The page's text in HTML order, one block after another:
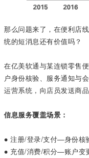
那么问题来了，在便利店
统的短消息还有价值吗？
在亿美软通与某连锁零售
户身份核验、服务通知与
运营系统，向店员发送商
信息服务覆盖场景：
● 注册/登录/支付—身份核
● 充值/消费/积分—账户变